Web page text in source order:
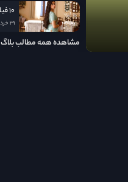
۱۰ فیلم برتر سینمای هند / جریان تازه
۲۹ خرداد ۱۴۰۱
مشاهده همه مطالب بلاگ